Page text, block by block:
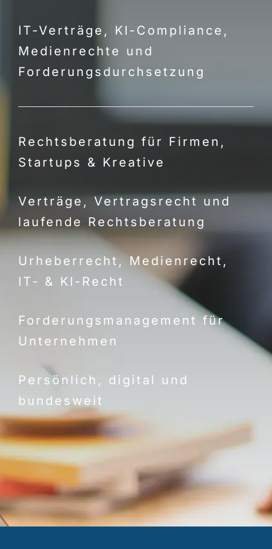
IT-Verträge, KI-Compliance,
Medienrechte und
Forderungsdurchsetzung
Rechtsberatung für Firmen,
Startups & Kreative
Verträge, Vertragsrecht und
laufende Rechtsberatung
Urheberrecht, Medienrecht,
IT- & KI-Recht
Forderungsmanagement für
Unternehmen
Persönlich, digital und
bundesweit